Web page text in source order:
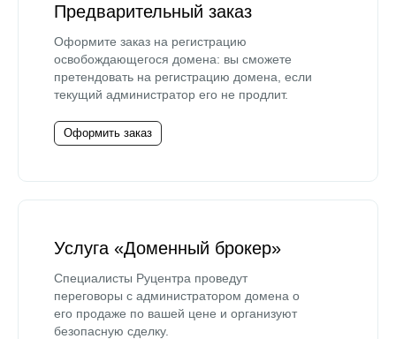
Предварительный заказ
Оформите заказ на регистрацию
освобождающегося домена: вы сможете
претендовать на регистрацию домена, если
текущий администратор его не продлит.
Оформить заказ
Услуга «Доменный брокер»
Специалисты Руцентра проведут
переговоры с администратором домена о
его продаже по вашей цене и организуют
безопасную сделку.